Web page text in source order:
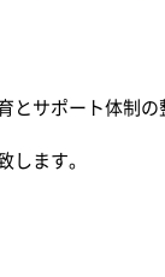
とサポート体制の
ます。